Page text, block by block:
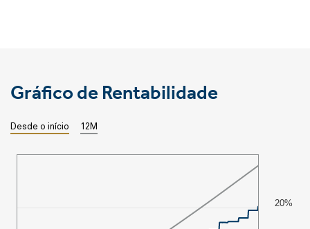
Gráfico de Rentabilidade
Desde o início 12M
20%